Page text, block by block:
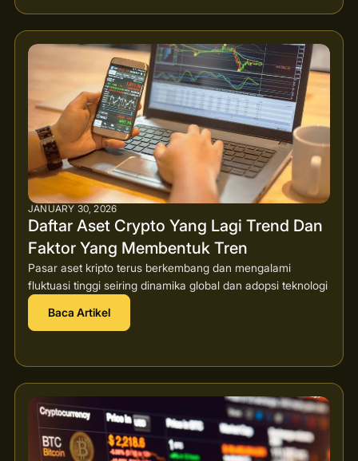
JANUARY 30, 2026
Daftar Aset Crypto Yang Lagi Trend Dan
Faktor Yang Membentuk Tren
Pasar aset kripto terus berkembang dan mengalami
fluktuasi tinggi seiring dinamika global dan adopsi teknologi
Baca Artikel